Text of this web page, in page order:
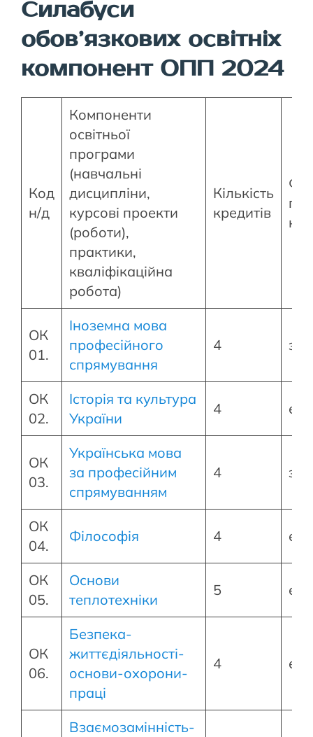
Силабуси
обов’язкових освітніх
компонент ОПП 2024
Код
н/д
Компоненти
освітньої
програми
(навчальні
дисципліни,
курсові проекти
(роботи),
практики,
кваліфікаційна
робота)
Кількість
кредитів
ОК
01.
Іноземна мова
професійного
спрямування
4
ОК
02.
Історія та культура
України
4
ОК
03.
Українська мова
за професійним
спрямуванням
4
ОК
04.
Філософія 4
ОК
05.
Основи
теплотехніки
5
ОК
06.
Безпека-
життєдіяльності-
основи-охорони-
праці
4
Взаємозамінність-